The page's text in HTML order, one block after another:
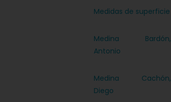
Medidas de superficie
Medina Bardón,
Antonio
Medina Cachón,
Diego